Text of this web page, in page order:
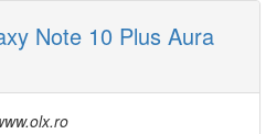
Note 10 Plus Aura